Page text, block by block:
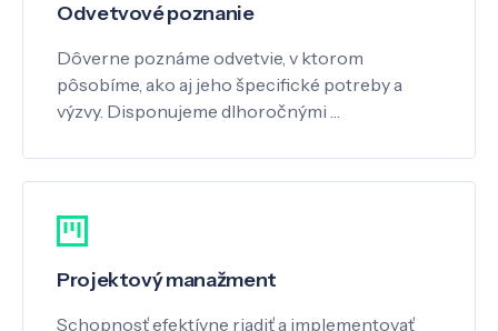
Odvetvové poznanie
Dôverne poznáme odvetvie, v ktorom
pôsobíme, ako aj jeho špecifické potreby a
výzvy. Disponujeme dlhoročnými …
Projektový manažment
Schopnosť efektívne riadiť a implementovať